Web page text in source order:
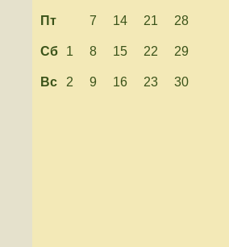
Пт 7 14 21 28
Сб 1 8 15 22 29
Вс 2 9 16 23 30